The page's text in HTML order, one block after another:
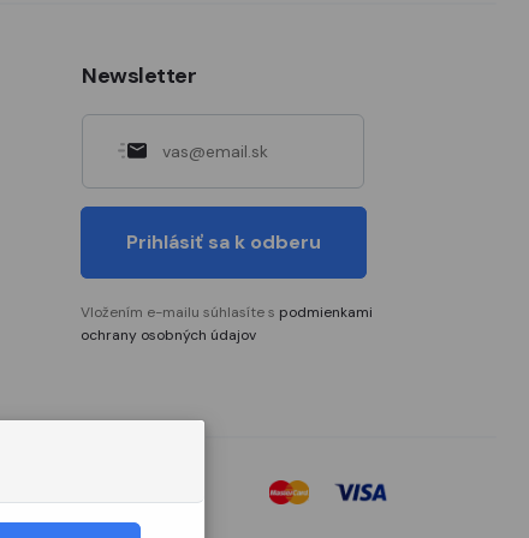
Newsletter
Prihlásiť sa k odberu
Vložením e-mailu súhlasíte s podmienkami
ochrany osobných údajov